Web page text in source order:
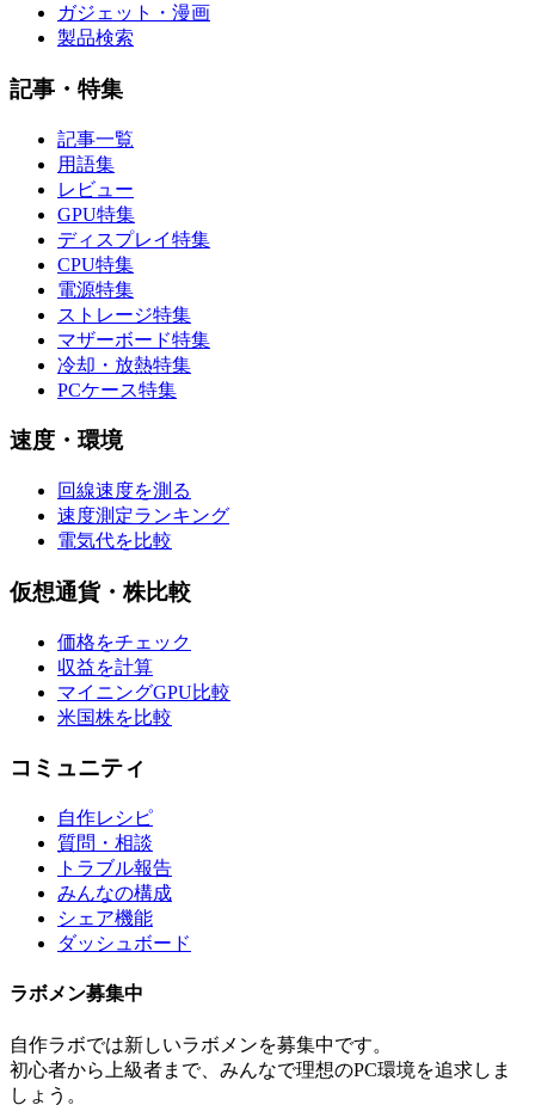
ガジェット・漫画
製品検索
記事・特集
記事一覧
用語集
レビュー
GPU特集
ディスプレイ特集
CPU特集
電源特集
ストレージ特集
マザーボード特集
冷却・放熱特集
PCケース特集
速度・環境
回線速度を測る
速度測定ランキング
電気代を比較
仮想通貨・株比較
価格をチェック
収益を計算
マイニングGPU比較
米国株を比較
コミュニティ
自作レシピ
質問・相談
トラブル報告
みんなの構成
シェア機能
ダッシュボード
ラボメン募集中
自作ラボでは新しいラボメンを募集中です。
初心者から上級者まで、みんなで理想のPC環境を追求しま
しょう。